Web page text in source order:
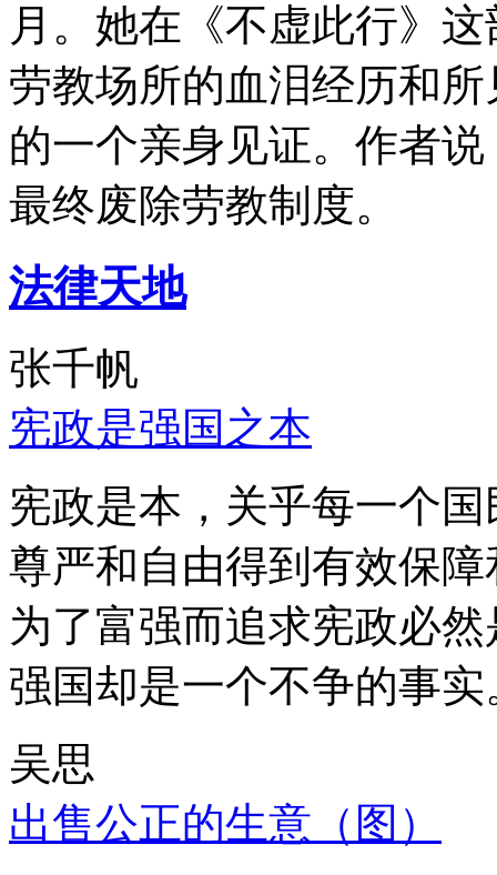
月。她在《不虚此行》
劳教场所的血泪经历和
的一个亲身见证。作者
最终废除劳教制度。
法律天地
张千帆
宪政是强国之本
宪政是本，关乎每一个
尊严和自由得到有效保
为了富强而追求宪政必
强国却是一个不争的事实
吴思
出售公正的生意（图）